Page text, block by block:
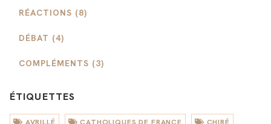
RÉACTIONS (8)
DÉBAT (4)
COMPLÉMENTS (3)
ÉTIQUETTES